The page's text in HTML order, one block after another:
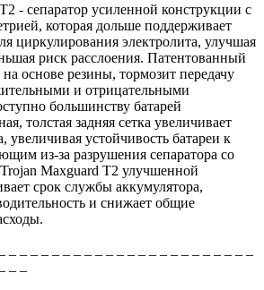
- сепаратор усиленной конструкции c
которая дольше поддерживает
циркулирования электролита, улучшая
риск расслоения. Патентованный
на основе резины, тормозит передачу
и отрицательными
большинству батарей
толстая задняя сетка увеличивает
увеличивая устойчивость батареи к
из-за разрушения сепаратора со
Maxguard T2 улучшенной
срок службы аккумулятора,
и снижает общие